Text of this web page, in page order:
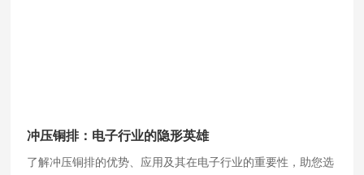
冲压铜排：电子行业的隐形英雄
了解冲压铜排的优势、应用及其在电子行业的重要性，助您选